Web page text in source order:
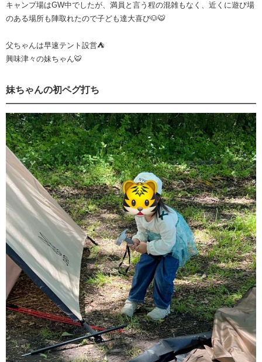
キャンプ場はGW中でしたが、満員と言う程の混雑もなく、近くに遊び場
のある場所も陣取れたので子ども達大喜び🐶🐯
父ちゃんは早速テント設営⛺️
興味津々の妹ちゃん🐯
妹ちゃんの初ペグ打ち